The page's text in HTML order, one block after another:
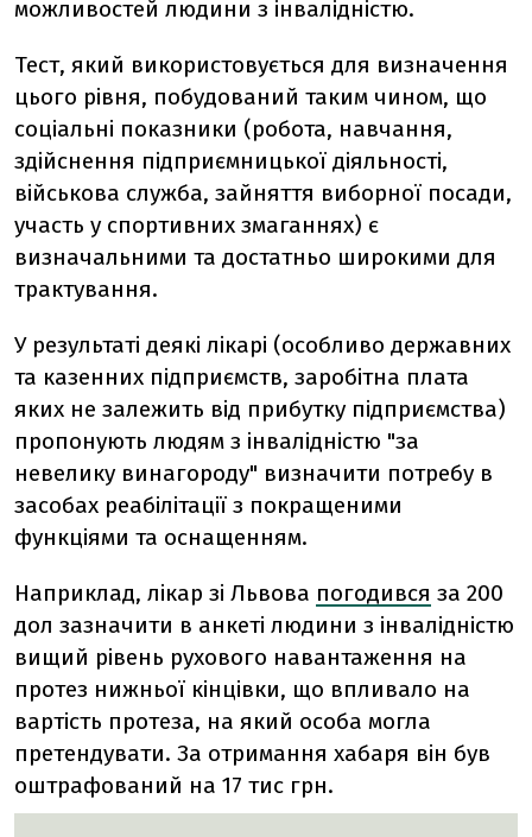
можливостей людини з інвалідністю.
Тест, який використовується для визначення
цього рівня, побудований таким чином, що
соціальні показники (робота, навчання,
здійснення підприємницької діяльності,
військова служба, зайняття виборної посади,
участь у спортивних змаганнях) є
визначальними та достатньо широкими для
трактування.
У результаті деякі лікарі (особливо державних
та казенних підприємств, заробітна плата
яких не залежить від прибутку підприємства)
пропонують людям з інвалідністю "за
невелику винагороду" визначити потребу в
засобах реабілітації з покращеними
функціями та оснащенням.
Наприклад, лікар зі Львова погодився за 200
дол зазначити в анкеті людини з інвалідністю
вищий рівень рухового навантаження на
протез нижньої кінцівки, що впливало на
вартість протеза, на який особа могла
претендувати. За отримання хабаря він був
оштрафований на 17 тис грн.